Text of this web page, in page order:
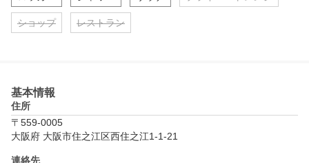
ショップ レストラン
基本情報
住所
〒559-0005
大阪府 大阪市住之江区西住之江1-1-21
連絡先